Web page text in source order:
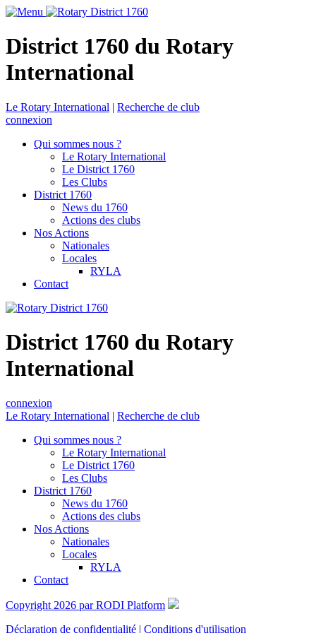
District 1760 du Rotary
International
Le Rotary International | Recherche de club
connexion
Qui sommes nous ?
Le Rotary International
Le District 1760
Les Clubs
District 1760
News du 1760
Actions des clubs
Nos Actions
Nationales
Locales
RYLA
Contact
District 1760 du Rotary
International
connexion
Le Rotary International | Recherche de club
Qui sommes nous ?
Le Rotary International
Le District 1760
Les Clubs
District 1760
News du 1760
Actions des clubs
Nos Actions
Nationales
Locales
RYLA
Contact
Copyright 2026 par RODI Platform
Déclaration de confidentialité | Conditions d'utilisation